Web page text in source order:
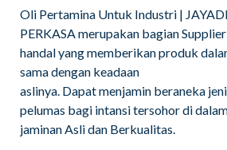
Oli Pertamina Untuk Industri |
PERKASA merupakan bagian
handal yang memberikan produk
sama dengan keadaan
aslinya. Dapat menjamin beraneka
pelumas bagi intansi tersohor di
jaminan Asli dan Berkualitas.